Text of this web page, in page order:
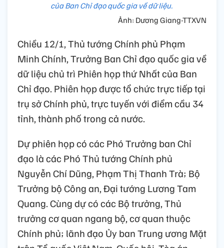
của Ban Chỉ đạo quốc gia về dữ liệu.
Ảnh: Dương Giang-TTXVN
Chiều 12/1, Thủ tướng Chính phủ Phạm
Minh Chính, Trưởng Ban Chỉ đạo quốc gia về
dữ liệu chủ trì Phiên họp thứ Nhất của Ban
Chỉ đạo. Phiên họp được tổ chức trực tiếp tại
trụ sở Chính phủ, trực tuyến với điểm cầu 34
tỉnh, thành phố trong cả nước.
Dự phiên họp có các Phó Trưởng ban Chỉ
đạo là các Phó Thủ tướng Chính phủ
Nguyễn Chí Dũng, Phạm Thị Thanh Trà; Bộ
Trưởng bộ Công an, Đại tướng Lương Tam
Quang. Cùng dự có các Bộ trưởng, Thủ
trưởng cơ quan ngang bộ, cơ quan thuộc
Chính phủ; lãnh đạo Ủy ban Trung ương Mặt